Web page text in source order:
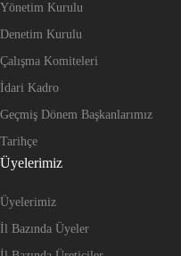
Yönetim Kurulu
Denetim Kurulu
Çalışma Komiteleri
İdari Kadro
Geçmiş Dönem Başkanlarımız
Tarihçe
Üyelerimiz
Üyelerimiz
İl Bazında Üyeler